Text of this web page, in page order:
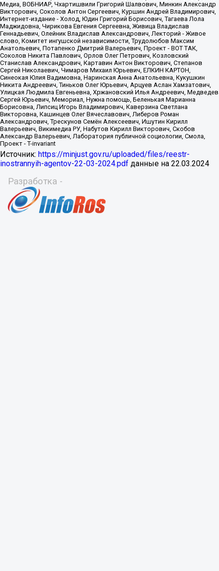
Источник: https://minjust.gov.ru/uploaded/files/reestr-
inostrannyih-agentov-22-03-2024.pdf данные на 22.03.2024
Разработка -